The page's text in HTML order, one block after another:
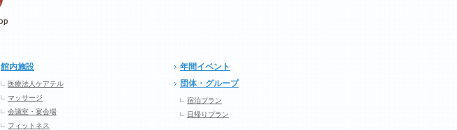
館内施設
医療法人ケアテル
マッサージ
会議室・宴会場
フィットネス
年間イベント
団体・グループ
宿泊プラン
日帰りプラン